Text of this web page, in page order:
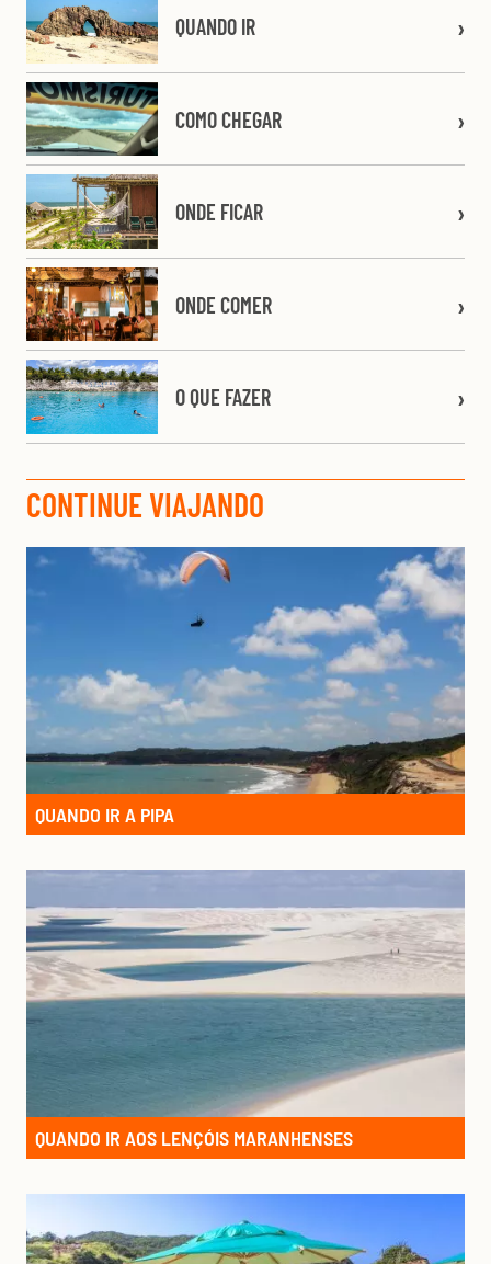
QUANDO IR
COMO CHEGAR
ONDE FICAR
ONDE COMER
O QUE FAZER
CONTINUE VIAJANDO
QUANDO IR A PIPA
QUANDO IR AOS LENÇÓIS MARANHENSES